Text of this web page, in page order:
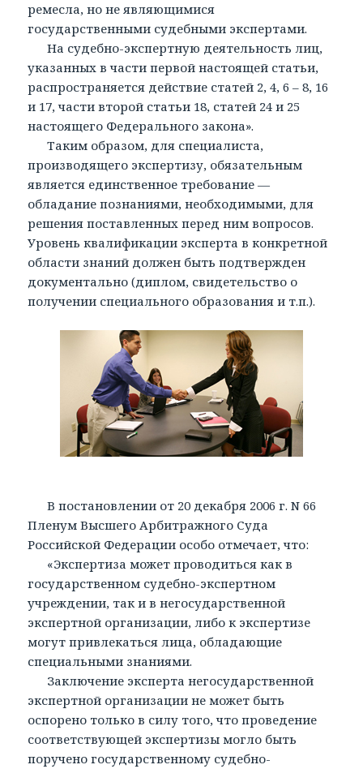
ремесла, но не являющимися
государственными судебными экспертами.
На судебно-экспертную деятельность лиц,
указанных в части первой настоящей статьи,
распространяется действие статей 2, 4, 6 – 8, 16
и 17, части второй статьи 18, статей 24 и 25
настоящего Федерального закона».
Таким образом, для специалиста,
производящего экспертизу, обязательным
является единственное требование —
обладание познаниями, необходимыми, для
решения поставленных перед ним вопросов.
Уровень квалификации эксперта в конкретной
области знаний должен быть подтвержден
документально (диплом, свидетельство о
получении специального образования и т.п.).
В постановлении от 20 декабря 2006 г. N 66
Пленум Высшего Арбитражного Суда
Российской Федерации особо отмечает, что:
«Экспертиза может проводиться как в
государственном судебно-экспертном
учреждении, так и в негосударственной
экспертной организации, либо к экспертизе
могут привлекаться лица, обладающие
специальными знаниями.
Заключение эксперта негосударственной
экспертной организации не может быть
оспорено только в силу того, что проведение
соответствующей экспертизы могло быть
поручено государственному судебно-